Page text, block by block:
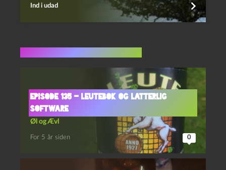
Ind i udad
Episode 135 – Leutebok og Latterlig
Software
Øl og Ævl
For 5 år siden 0